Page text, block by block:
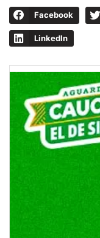
Facebook
LinkedIn